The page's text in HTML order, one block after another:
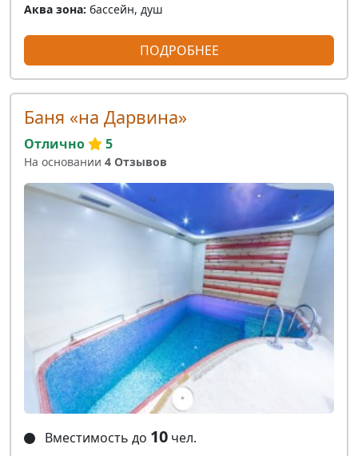
Аква зона: бассейн, душ
ПОДРОБНЕЕ
Баня «на Дарвина»
Отлично 5
На основании 4 Отзывов
Вместимость до 10 чел.